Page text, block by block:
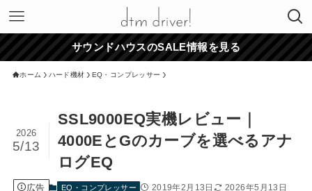
サウンドハウスのSALE情報を見る
ホーム ハード機材 EQ・コンプレッサー
SSL9000EQ実機レビュー｜
4000EとGのカーブを選べるアナ
ログEQ
2026
5/13
広告 EQ・コンプレッサー 2019年2月13日 2026年5月13日